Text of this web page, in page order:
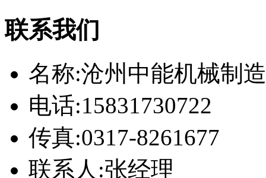
联系我们
名称:沧州中能机械制
电话:15831730722
传真:0317-8261677
联系人:张经理